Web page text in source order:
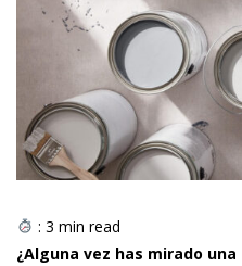
: 3 min read
¿Alguna vez has mirado